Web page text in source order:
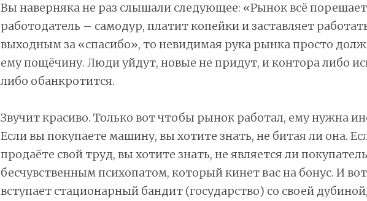
Вы наверняка не раз слышали следующее: «Рынок всё
работодатель – самодур, платит копейки и заставляет
выходным за «спасибо», то невидимая рука рынка просто
ему пощёчину. Люди уйдут, новые не придут, и контора либо
либо обанкротится.
Звучит красиво. Только вот чтобы рынок работал, ему нужна
Если вы покупаете машину, вы хотите знать, не битая ли она.
продаёте свой труд, вы хотите знать, не является ли покупатель
бесчувственным психопатом, который кинет вас на бонус. И
вступает cтационарный бандит (государство) со своей